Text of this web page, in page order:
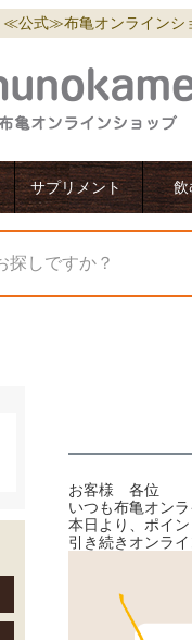
≪公式≫布亀オンラインシ
サプリメント 飲
お客様 各位
いつも布亀オン
本日より、ポイ
引き続きオンラ